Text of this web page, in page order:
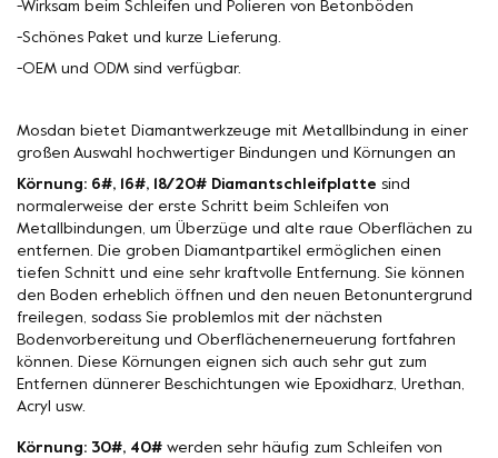
-Wirksam beim Schleifen und Polieren von Betonböden
-Schönes Paket und kurze Lieferung.
-OEM und ODM sind verfügbar.
Mosdan bietet Diamantwerkzeuge mit Metallbindung in einer
großen Auswahl hochwertiger Bindungen und Körnungen an
Körnung: 6#, 16#, 18/20# Diamantschleifplatte sind
normalerweise der erste Schritt beim Schleifen von
Metallbindungen, um Überzüge und alte raue Oberflächen zu
entfernen. Die groben Diamantpartikel ermöglichen einen
tiefen Schnitt und eine sehr kraftvolle Entfernung. Sie können
den Boden erheblich öffnen und den neuen Betonuntergrund
freilegen, sodass Sie problemlos mit der nächsten
Bodenvorbereitung und Oberflächenerneuerung fortfahren
können. Diese Körnungen eignen sich auch sehr gut zum
Entfernen dünnerer Beschichtungen wie Epoxidharz, Urethan,
Acryl usw.
Körnung: 30#, 40# werden sehr häufig zum Schleifen von